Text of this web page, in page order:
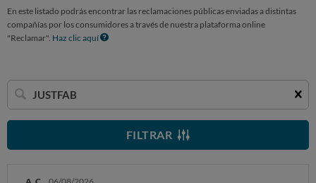
En este listado podrás encontrar las reclamaciones públicas enviadas a distintas
compañías por los consumidores a través de nuestra plataforma online
"Reclamar". Haz clic aquí
Buscar
una
empresa
FILTRAR